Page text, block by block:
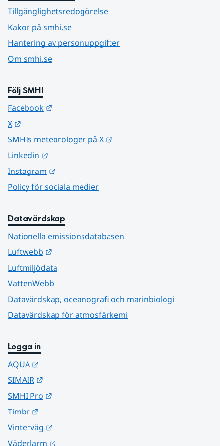
Tillgänglighetsredogörelse
Kakor på smhi.se
Hantering av personuppgifter
Om smhi.se
Följ SMHI
Facebook
X
SMHIs meteorologer på X
Linkedin
Instagram
Policy för sociala medier
Datavärdskap
Nationella emissionsdatabasen
Luftwebb
Luftmiljödata
VattenWebb
Datavärdskap, oceanografi och marinbiologi
Datavärdskap för atmosfärkemi
Logga in
AQUA
SIMAIR
SMHI Pro
Timbr
Vinterväg
Väderlarm